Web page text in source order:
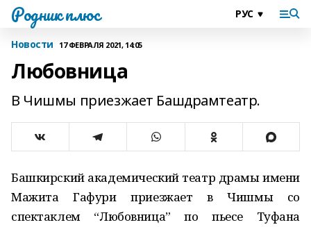
Родник плюс
Новости 17 ФЕВРАЛЯ 2021, 14:05
Любовница
В Чишмы приезжает Башдрамтеатр.
Башкирский академический театр драмы имени
Мажита Гафури приезжает в Чишмы со
спектаклем “Любовница” по пьесе Туфана